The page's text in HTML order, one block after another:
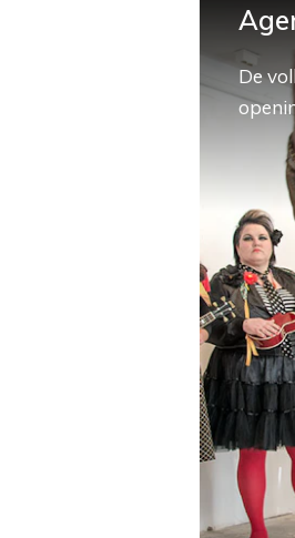
De